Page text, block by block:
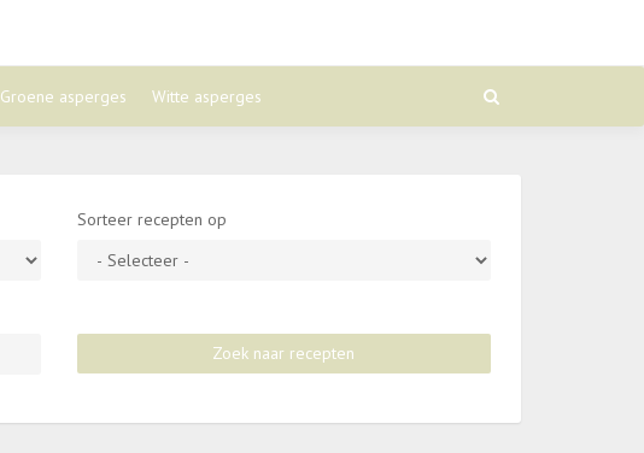
Groene asperges Witte asperges
Sorteer recepten op
Zoek naar recepten